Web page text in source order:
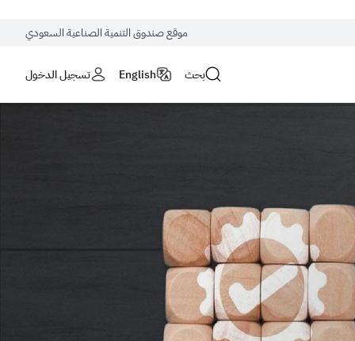
موقع صندوق التنمية الصناعية السعودي
بحث English تسجيل الدخول